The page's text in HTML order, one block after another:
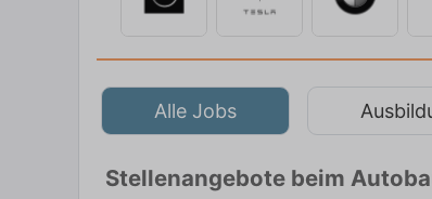
Alle Jobs
Stellenangebote beim